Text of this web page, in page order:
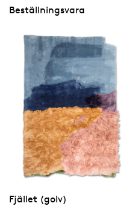
Beställningsvara
Fjället (golv)